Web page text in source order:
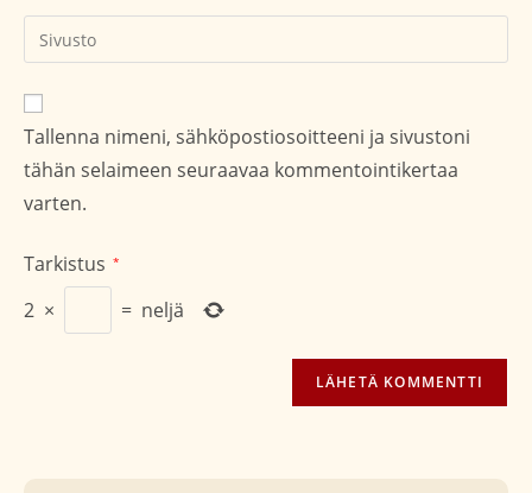
kommentoidaksesi
Kirjoita
sivustosi
verkko-
osoite/URL
(valinnainen)
Tallenna nimeni, sähköpostiosoitteeni ja sivustoni
tähän selaimeen seuraavaa kommentointikertaa
varten.
Tarkistus *
2 × = neljä